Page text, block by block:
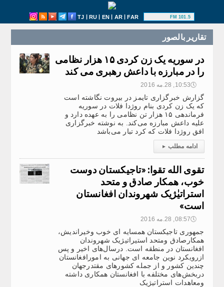
TJ | RU | EN | AR|FAR 101.5 FM
تقارير بالصور
در سوریه یک زن کردی ۱۵ هزار نظامی
را در مبارزه با داعش رهبری می کند
🕔10:53, 28.مه 2016
گزارش خبرگزاری تایمز در بیروت نگاشته است
که یک زن کردی بنام روژدا فلات در سوریه
فرماندهی ۱۵ هزار تن نظامی را به عهده دارد و
علیه داعش مبارزه می‌کند. به نوشته خبرگزاری
افق روژدا فلات که کرد تبار می‌باشد
ادامه مطلب ▸
تقوی الله تقوا: «تاجیکستان دوست
خوب، همکار صادق و متحد
استراتیٰژیک شهروندان افغانستان
است»
🕔08:57, 28.مه 2016
جمهوری تاجیکستان همسایه ای خوب وخیراندیش،
همکارصادق ومتحد استیراتیژیک شهروندان
افغانستان در منطقه است. درسال‌های اخیر و پس
ازرویکرد نوین جامعه ای جهانی به امورافغانستان
چندین کشور و از جمله کشورهای مقتدرجهان
دربخش‌های مختلفه با افغانستان همکاری داشته
ومعاهدات استراتیژیک